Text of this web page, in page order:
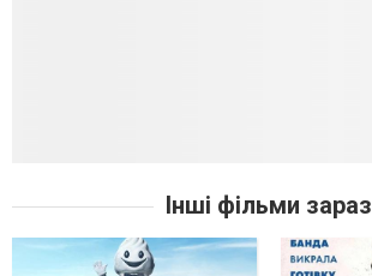
Інші фільми зараз